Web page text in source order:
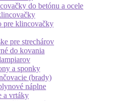
do betónu a ocele
pre klincovačky
pre strechárov
do kovania
a sponky
(brady)
náplne
a vrtáky